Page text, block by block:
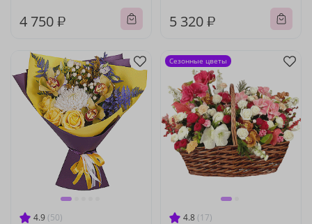
4 750 ₽ 5 320 ₽
4.9 (50) 4.8 (17)
Сезонные цветы